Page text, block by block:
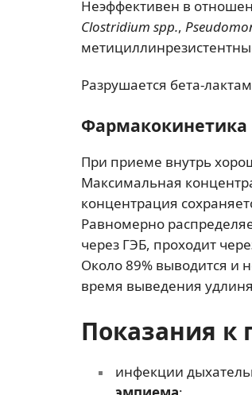
Неэффективен в
Clostridium spp.,
Разрушается бета-
Фармакокинетика
При приеме внутрь
Максимальная
концентрация
Равномерно
через ГЭБ, проходит
Около 89% выводится и
время выведения
Показания
инфекции